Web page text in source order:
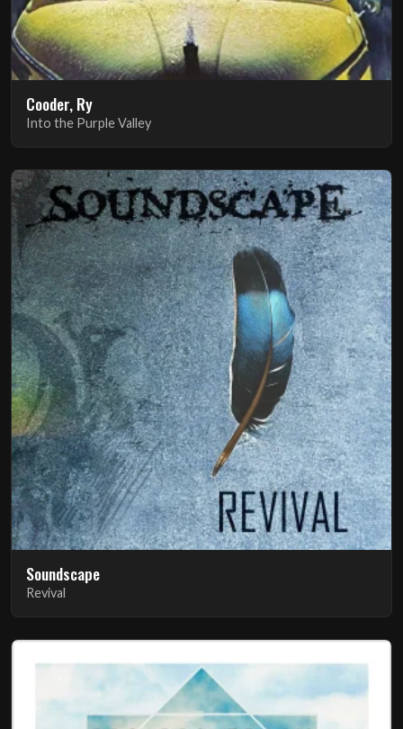
Cooder, Ry
Into the Purple Valley
Soundscape
Revival